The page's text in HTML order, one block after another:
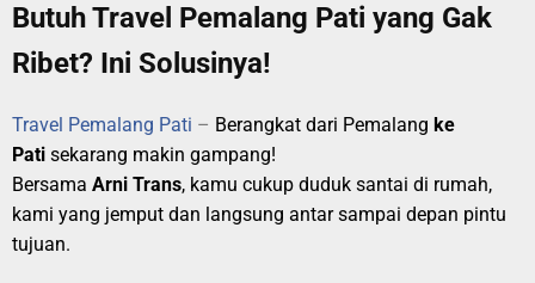
Butuh Travel Pemalang Pati yang Gak
Ribet? Ini Solusinya!
Travel Pemalang Pati – Berangkat dari Pemalang ke
Pati sekarang makin gampang!
Bersama Arni Trans, kamu cukup duduk santai di rumah,
kami yang jemput dan langsung antar sampai depan pintu
tujuan.